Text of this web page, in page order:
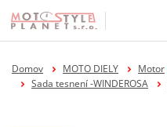
Domov MOTO DIELY Motor
Sada tesnení -WINDEROSA